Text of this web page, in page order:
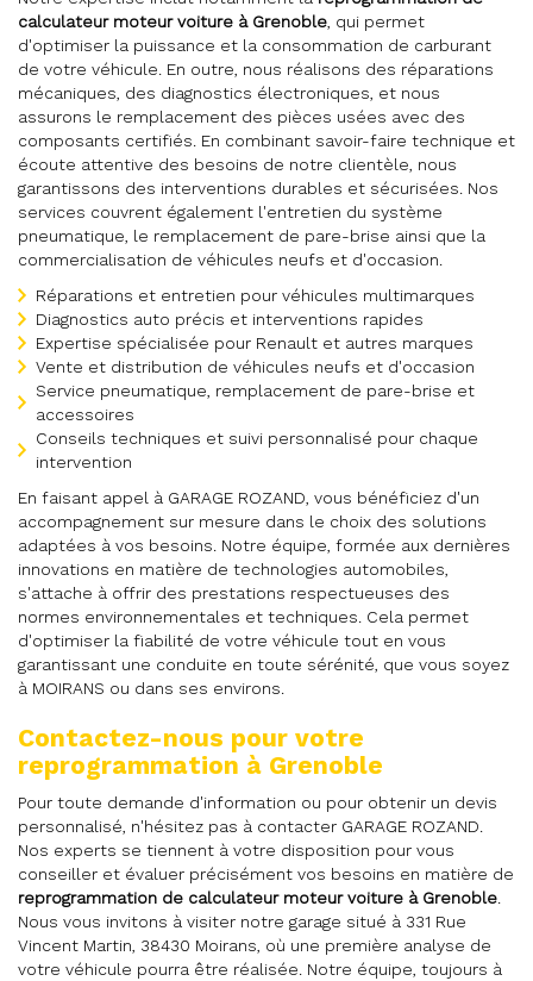
calculateur moteur voiture à Grenoble , qui permet
d'optimiser la puissance et la consommation de carburant
de votre véhicule. En outre, nous réalisons des réparations
mécaniques, des diagnostics électroniques, et nous
assurons le remplacement des pièces usées avec des
composants certifiés. En combinant savoir-faire technique et
écoute attentive des besoins de notre clientèle, nous
garantissons des interventions durables et sécurisées. Nos
services couvrent également l'entretien du système
pneumatique, le remplacement de pare-brise ainsi que la
commercialisation de véhicules neufs et d'occasion.
Réparations et entretien pour véhicules multimarques
Diagnostics auto précis et interventions rapides
Expertise spécialisée pour Renault et autres marques
Vente et distribution de véhicules neufs et d'occasion
Service pneumatique, remplacement de pare-brise et
accessoires
Conseils techniques et suivi personnalisé pour chaque
intervention
En faisant appel à GARAGE ROZAND, vous bénéficiez d'un
accompagnement sur mesure dans le choix des solutions
adaptées à vos besoins. Notre équipe, formée aux dernières
innovations en matière de technologies automobiles,
s'attache à offrir des prestations respectueuses des
normes environnementales et techniques. Cela permet
d'optimiser la fiabilité de votre véhicule tout en vous
garantissant une conduite en toute sérénité, que vous soyez
à MOIRANS ou dans ses environs.
Contactez-nous pour votre
reprogrammation à Grenoble
Pour toute demande d'information ou pour obtenir un devis
personnalisé, n'hésitez pas à contacter GARAGE ROZAND.
Nos experts se tiennent à votre disposition pour vous
conseiller et évaluer précisément vos besoins en matière de
reprogrammation de calculateur moteur voiture à Grenoble
Nous vous invitons à visiter notre garage situé à 331 Rue
Vincent Martin, 38430 Moirans, où une première analyse de
votre véhicule pourra être réalisée. Notre équipe, toujours à